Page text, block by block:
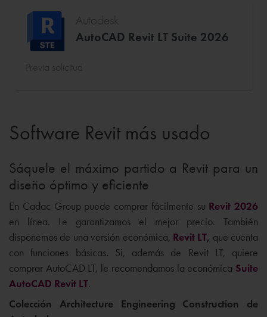
Autodesk
AutoCAD Revit LT Suite 2026
Previa solicitud
Software Revit más usado
Sáquele el máximo partido a Revit para un
diseño óptimo y eficiente
En Cadac Group puede comprar fácilmente su Revit 2026
en línea. Le garantizamos el mejor precio. También
disponemos de una versión económica, Revit LT, que cuenta
con funciones básicas. Si, además de Revit LT, quiere
comprar AutoCAD LT, le recomendamos la económica Suite
AutoCAD Revit LT.
Colección Architecture Engineering Construction de